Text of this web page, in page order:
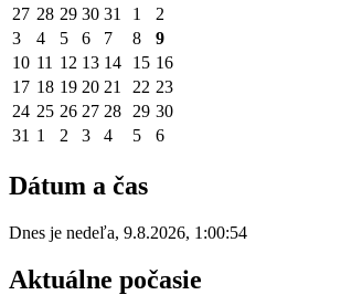
27 28 29 30 31 1
2
3
4 5 6 7 8
9
10 11 12 13 14 15 16
17 18 19 20 21 22 23
24 25 26 27 28 29 30
31 1 2 3 4 5 6
Dátum a čas
Dnes je nedeľa, 9.8.2026, 1:00:54
Aktuálne počasie